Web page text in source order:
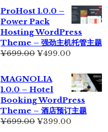
为：
¥299.00。
价
格
为：
¥199.00。
ProHost 1.0.0 –
Power Pack
Hosting WordPress
Theme – 强劲主机托管主题
¥699.00 原
¥699.00。
¥499.00
价
格
为：
¥499.00。
MAGNOLIA
1.0.0 – Hotel
Booking WordPress
Theme – 酒店预订主题
¥699.00 原
¥399.00